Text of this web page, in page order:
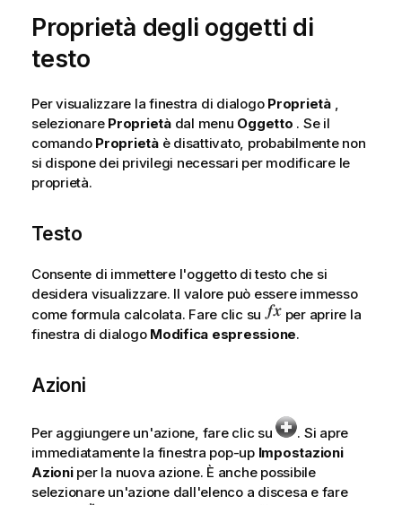
Proprietà degli oggetti di
testo
Per visualizzare la finestra di dialogo Proprietà ,
selezionare Proprietàdal menu Oggetto . Se il
comando Proprietàè disattivato, probabilmente non
si dispone dei privilegi necessari per modificare le
proprietà.
Testo
Consente di immettere l'oggetto di testo che si
desidera visualizzare. Il valore può essere immesso
come formula calcolata. Fare clic su
per aprire la
finestra di dialogo Modifica espressione.
Azioni
Per aggiungere un'azione, fare clic su
. Si apre
immediatamente la finestra pop-up Impostazioni
Azioniper la nuova azione. È anche possibile
selezionare un'azione dall'elenco a discesa e fare